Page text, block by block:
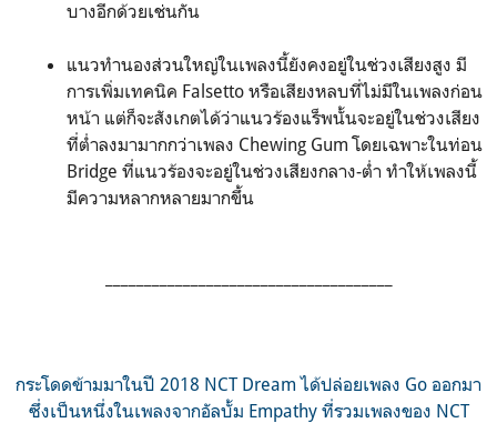
บางอีกด้วยเช่นกัน
แนวทำนองส่วนใหญ่ในเพลงนี้ยังคงอยู่ในช่วงเสียงสูง มี
การเพิ่มเทคนิค Falsetto หรือเสียงหลบที่ไม่มีในเพลงก่อน
หน้า แต่ก็จะสังเกตได้ว่าแนวร้องแร็พนั้นจะอยู่ในช่วงเสียง
ที่ต่ำลงมามากกว่าเพลง Chewing Gum โดยเฉพาะในท่อน
Bridge ที่แนวร้องจะอยู่ในช่วงเสียงกลาง-ต่ำ ทำให้เพลงนี้
มีความหลากหลายมากขึ้น
กระโดดข้ามมาในปี 2018 NCT Dream ได้ปล่อยเพลง Go ออกมา
ซึ่งเป็นหนึ่งในเพลงจากอัลบั้ม Empathy ที่รวมเพลงของ NCT